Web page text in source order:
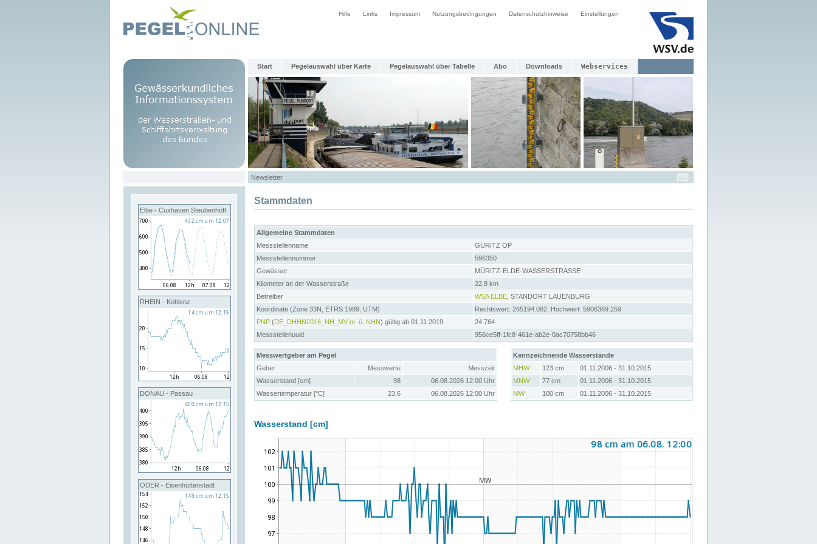
Hilfe Links Impressum Nutzungsbedingungen Datenschutzhinweise Einstellungen
Start Pegelauswahl über Karte Pegelauswahl über Tabelle Abo Downloads Webservices
Newsletter
Elbe - Cuxhaven Steubenhöft
RHEIN - Koblenz
DONAU - Passau
ODER - Eisenhüttenstadt
Stammdaten
Allgemeine Stammdaten
Messstellenname
GÜRITZ OP
Messstellennummer
596350
Gewässer
MÜRITZ-ELDE-WASSERSTRASSE
Kilometer an der Wasserstraße
22.8 km
Betreiber
WSA ELBE , STANDORT LAUENBURG
Koordinate (Zone 33N, ETRS 1989, UTM)
Rechtswert: 265194.082; Hochwert: 5906369.259
PNP (DE_DHHN2016_NH_MV m. ü. NHN) gültig ab 01.11.2019
24.764
Messstellenuuid
956ce5ff-1fc8-461e-ab2e-0ac70758bb46
Messwertgeber am Pegel
Geber
Messwerte
Messzeit
Wasserstand [cm]
98
06.08.2026 12:00 Uhr
Wassertemperatur [°C]
23,6 06.08.2026 12:00 Uhr
Kennzeichnende Wasserstände
MHW
123 cm
01.11.2006 - 31.10.2015
MNW
77 cm
01.11.2006 - 31.10.2015
MW
100 cm 01.11.2006 - 31.10.2015
Wasserstand [cm]